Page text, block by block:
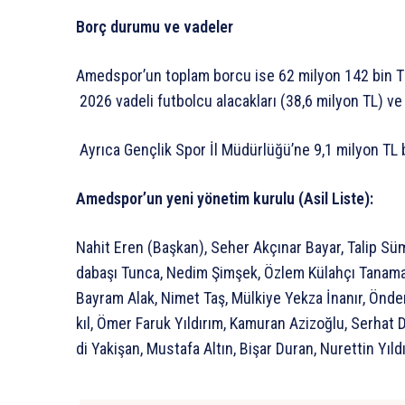
Borç durumu vevadeler
Amedspor’un toplam borcu ise 62 milyon 142 bin
2026 vadeli futbolcu alacakları (38,6 milyon TL) ve
Ayrıca Gençlik Spor İl Müdürlüğü’ne 9,1 milyon TL
Amedspor’un yeniyönetim kurulu (Asil Liste):
Nahit Eren (Başkan), Seher Akçınar Bayar,Talip
dabaşı Tunca, Nedim Şimşek, Özlem Külahçı
Bayram Alak, Nimet Taş, Mülkiye Yekza İnanır,
kıl, Ömer FarukYıldırım, Kamuran Azizoğlu, Serhat
di Yakişan, Mustafa Altın, Bişar Duran, Nurettin